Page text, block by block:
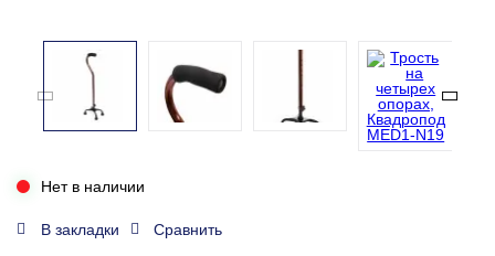
Нет в наличии
В закладки Сравнить